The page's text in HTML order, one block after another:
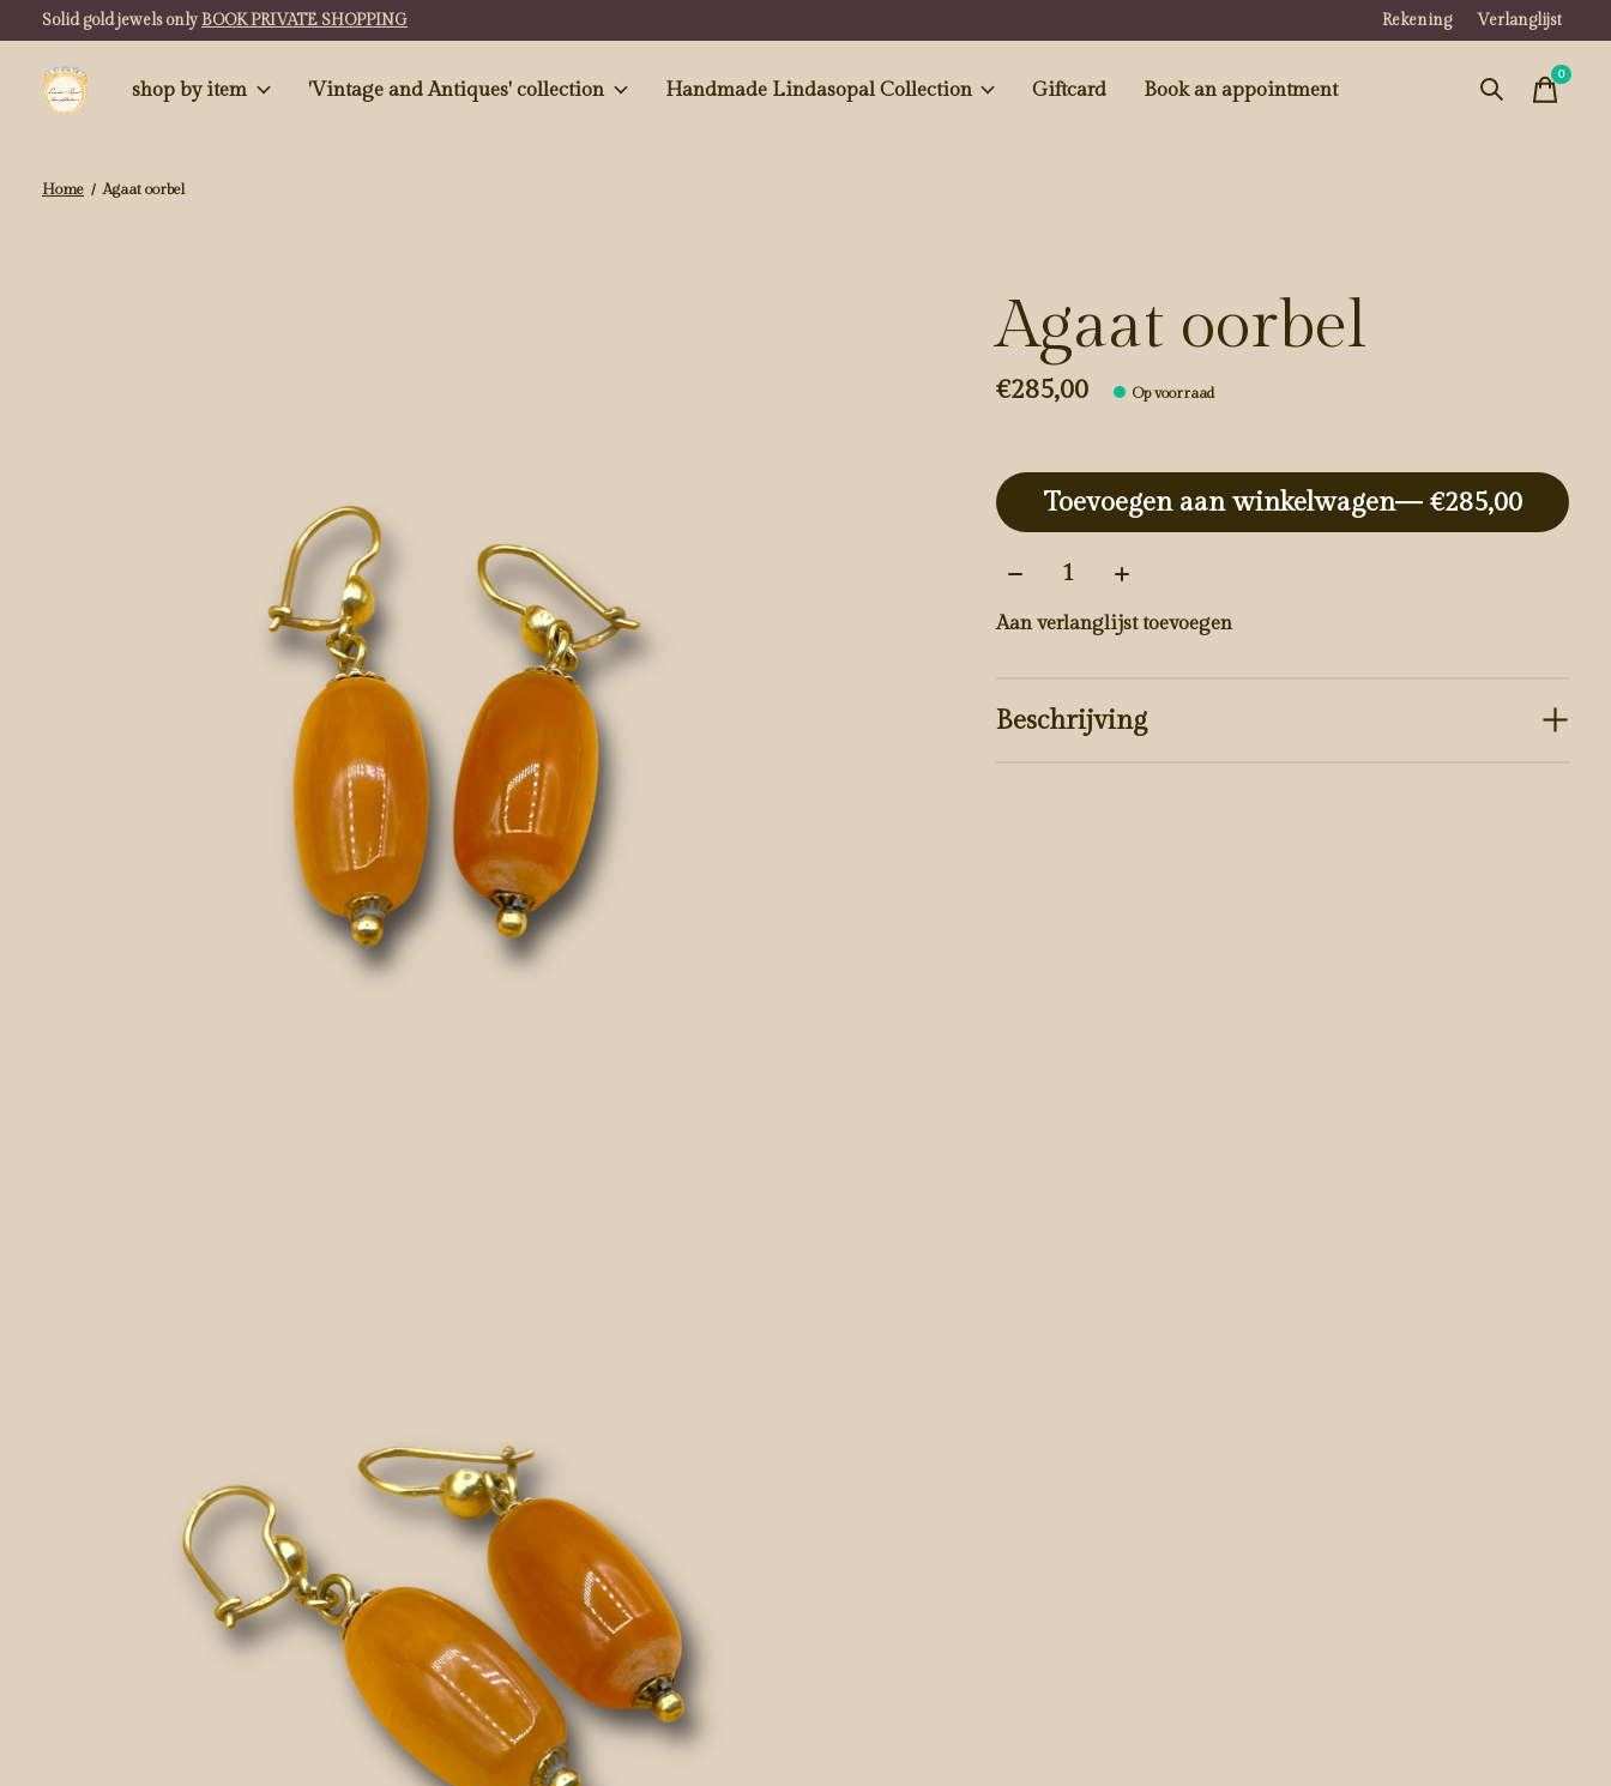
Solid gold jewels onlyBOOK PRIVATE SHOPPING Rekening Verlanglijst
shop by item 'Vintage and Antiques' collection Handmade Lindasopal Collection Giftcard Book an appointment
0items
Home / Agaat oorbel
Agaat oorbel
€285,00 Op voorraad
Toevoegen aan winkelwagen
— €285,00
Aantal:
Aan verlanglijst toevoegen
Beschrijving